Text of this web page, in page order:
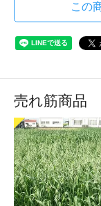
この
売れ筋商品